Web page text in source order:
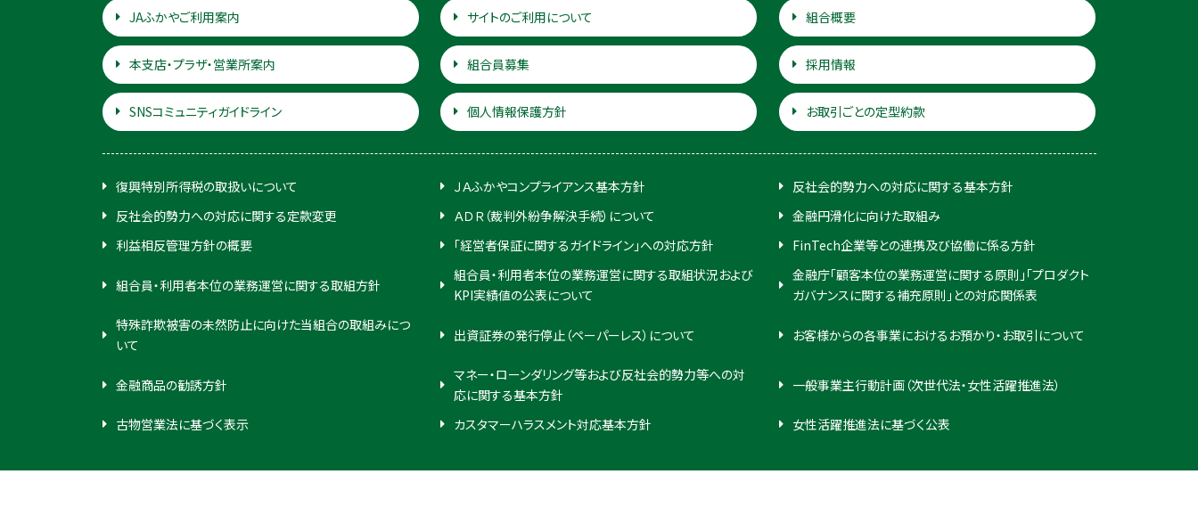
JAふかやご利用案内 サイトのご利用について 組合概要
本支店・プラザ・営業所案内 組合員募集 採用情報
SNSコミュニティガイドライン 個人情報保護方針 お取引ごとの定型約款
復興特別所得税の取扱いについて ＪＡふかやコンプライアンス基本方針
反社会的勢力への対応に関する基本方針
反社会的勢力への対応に関する定款変更
ＡＤＲ（裁判外紛争解決手続）について
金融円滑化に向けた取組み
利益相反管理方針の概要
「経営者保証に関するガイドライン」への対応方針 FinTech企業等との連携及び協働に係る方針
組合員・利用者本位の業務運営に関する取組方針
組合員・利用者本位の業務運営に関する取組状況および
KPI実績値の公表について
金融庁「顧客本位の業務運営に関する原則」「プロダクト
ガバナンスに関する補充原則」との対応関係表
特殊詐欺被害の未然防止に向けた当組合の取組みにつ
いて
出資証券の発行停止（ペーパーレス）について お客様からの各事業におけるお預かり・お取引について
金融商品の勧誘方針
マネー・ローンダリング等および反社会的勢力等への対
応に関する基本方針
一般事業主行動計画（次世代法・女性活躍推進法）
古物営業法に基づく表示 カスタマーハラスメント対応基本方針 女性活躍推進法に基づく公表